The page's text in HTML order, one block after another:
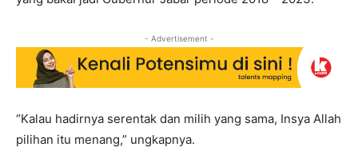
- Advertisement -
“Kalau hadirnya serentak dan milih yang sama, Insya Allah
pilihan itu menang,” ungkapnya.